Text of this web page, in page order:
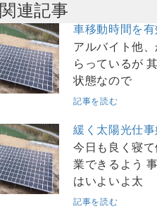
関連記事
車移動時間を
アルバイト他
らっているが
状態なので
記事を読む
緩く太陽光仕事
今日も良く寝
業できるよう
はいよいよ太
記事を読む